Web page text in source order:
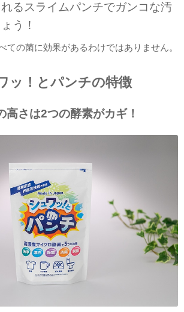
るスライムパンチでガンコな汚
う！
ての菌に効果があるわけではありません。
ッ！とパンチの特徴
高さは2つの酵素がカギ！